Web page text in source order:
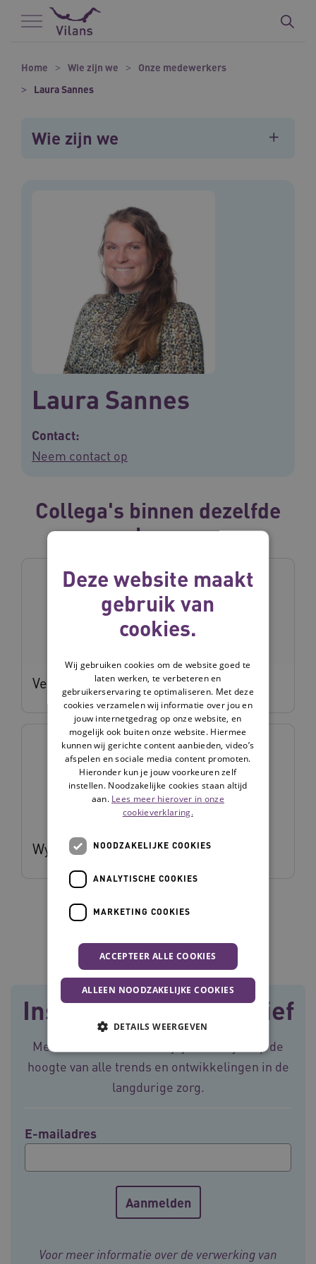
Naar hoofdinhoud
Naar footer
Home Wie zijn we
Onze medewerkers
Laura Sannes
Wie zijn we
Laura Sannes
Contact:
Neem contact op
Collega's binnen dezelfde
vakgroep
Vera Hendrikse
Wytze Rodenburg
1 2 3
Inschrijven nieuwsbrief
Met onze nieuwsbrief blijf je wekelijks op de
hoogte van alle trends en ontwikkelingen in de
langdurige zorg.
E-mailadres
Voor meer informatie over de verwerking van
Deze website maakt
gebruik van
cookies.
Wij gebruiken cookies om de website goed te
laten werken, te verbeteren en
gebruikerservaring te optimaliseren. Met deze
cookies verzamelen wij informatie over jou en
jouw internetgedrag op onze website, en
mogelijk ook buiten onze website. Hiermee
kunnen wij gerichte content aanbieden, video’s
afspelen en sociale media content promoten.
Hieronder kun je jouw voorkeuren zelf
instellen. Noodzakelijke cookies staan altijd
aan. Lees meer hierover in onze
cookieverklaring.
NOODZAKELIJKE COOKIES
ANALYTISCHE COOKIES
MARKETING COOKIES
ACCEPTEER ALLE COOKIES
ALLEEN NOODZAKELIJKE COOKIES
DETAILS WEERGEVEN
Noodzakelijke cookies
ervoor dat de website werkt. Deze cookies
__Secure-ROLLOUT_TOKEN